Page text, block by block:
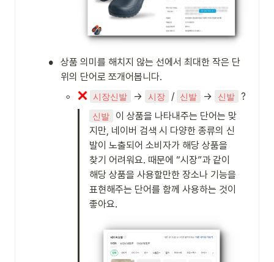
•
상품 의미를 해치지 않는 선에서 최대한 작은 단
위의 단어로 쪼개어봅니다.
◦ 시장신발 → 시장 / 신발 → 신발 ?
신발
이 상품을 나타내주는 단어는 맞
지만, 네이버 검색 시 다양한 종류의 신
발이 노출되어 소비자가 해당 상품을
찾기 어려워요. 때문에 “시장”과 같이
해당 상품을 사용할만한 장소나 기능을
표현해주는 단어를 함께 사용하는 것이
좋아요.